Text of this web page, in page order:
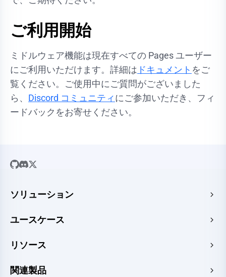
ご利用開始
ミドルウェア機能は現在すべての Pages ユーザー
にご利用いただけます。詳細は ドキュメント をご
覧ください。ご使用中にご質問がございました
ら、 Discord コミュニティにご参加いただき、フィ
ードバックをお寄せください。
ソリューション
Eコマース
ユースケース
HTMLからURL
リソース
ガイド
関連製品